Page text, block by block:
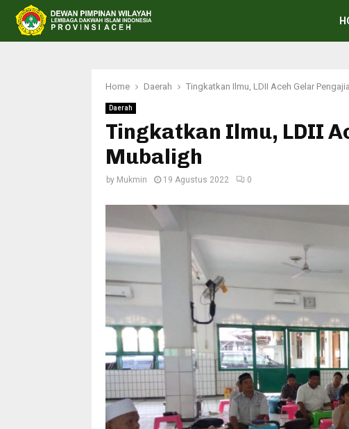
Home Daerah Tingkatkan Ilmu, LDII Aceh Gelar
Daerah
Tingkatkan Ilmu, LDII
Mubaligh
by Mukmin 19 Agustus 2022 0